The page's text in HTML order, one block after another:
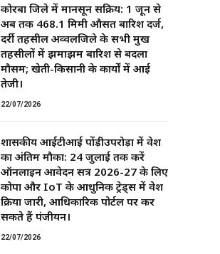
कोरबा जिले में मानसून सक्रिय: 1 जून से
अब तक 468.1 मिमी औसत बारिश दर्ज,
दर्री तहसील अव्वलजिले के सभी प्रमुख
तहसीलों में झमाझम बारिश से बदला
मौसम; खेती-किसानी के कार्यों में आई
तेजी।
22/07/2026
शासकीय आईटीआई पोंड़ीउपरोड़ा में प्रवेश
का अंतिम मौका: 24 जुलाई तक करें
ऑनलाइन आवेदन सत्र 2026-27 के लिए
कोपा और IoT के आधुनिक ट्रेड्स में प्रवेश
प्रक्रिया जारी, आधिकारिक पोर्टल पर कर
सकते हैं पंजीयन।
22/07/2026